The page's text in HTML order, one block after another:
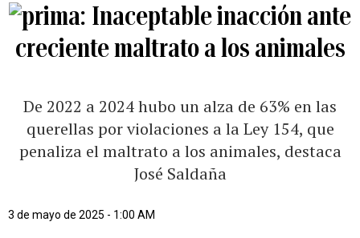
Inaceptable inacción ante
creciente maltrato a los animales
De 2022 a 2024 hubo un alza de 63% en las
querellas por violaciones a la Ley 154, que
penaliza el maltrato a los animales, destaca
José Saldaña
3 de mayo de 2025 - 1:00 AM